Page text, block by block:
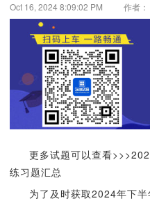
Oct 16, 2024 8:09:02 PM 作者
更多试题可以查看
练习题汇总
为了及时获取2024年下